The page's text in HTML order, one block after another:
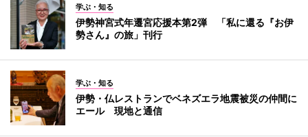
学ぶ・知る
伊勢神宮式年遷宮応援本第2弾 「私に還る『お伊
勢さん』の旅」刊行
学ぶ・知る
伊勢・仏レストランでベネズエラ地震被災の仲間に
エール 現地と通信